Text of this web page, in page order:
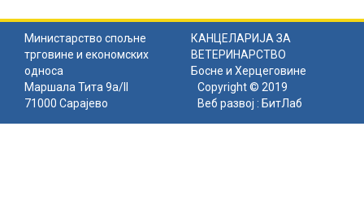
Министарство спољне
трговине и економских
односа
КАНЦЕЛАРИЈА ЗА
ВЕТЕРИНАРСТВО
Босне и Херцеговине
Маршала Тита 9а/II
71000 Сарајево
Copyright © 2019
Веб развој : БитЛаб